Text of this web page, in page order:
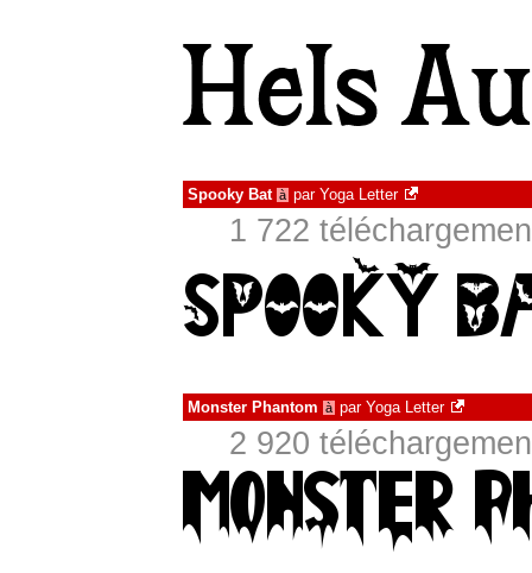
Spooky Bat à par Yoga Letter
1 722
Monster Phantom à par Yoga Letter
2 920